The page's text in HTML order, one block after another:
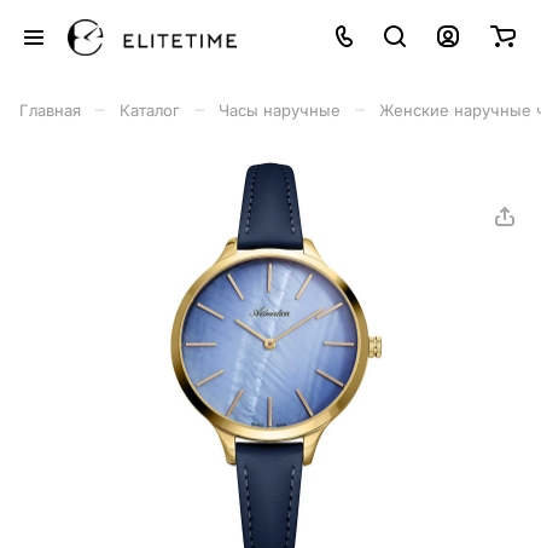
Главная Каталог Часы наручные Женские наручные